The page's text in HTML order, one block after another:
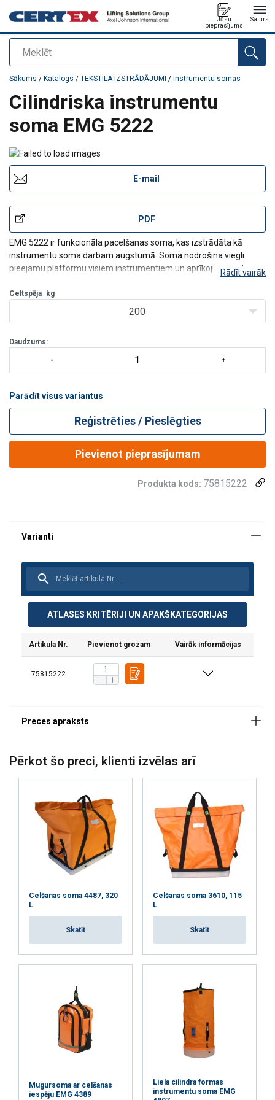
Meklēt
Jūsu
pieprasījums
Saturs
Pievienots jūsu pasūtījumam
Sākums / Katalogs / TEKSTILA IZSTRĀDĀJUMI / Instrumentu somas
Cilindriska instrumentu
soma EMG 5222
E-mail
PDF
EMG 5222 ir funkcionāla pacelšanas soma, kas izstrādāta kā
instrumentu soma darbam augstumā. Soma nodrošina viegli
pieejamu platformu visiem instrumentiem un aprīkojumam, kas
Rādīt vairāk
Celtspēja kg
200
Daudzums:
Parādīt visus variantus
Reģistrēties / Pieslēgties
Pievienot pieprasījumam
Produkta kods: 75815222
ATLASES KRITĒRIJI UN APAKŠKATEGORIJAS
Artikula Nr. Pievienot grozam Vairāk informācijas
75815222
Marķējums:
Standarts:
Pērkot šo preci, klienti izvēlas arī
Celšanas soma 4487, 320
L
Skatīt
Celšanas soma 3610, 115
L
Skatīt
Mugursoma ar celšanas
iespēju EMG 4389
Liela cilindra formas
instrumentu soma EMG
LATVIAN
izmantoti sīkfaili